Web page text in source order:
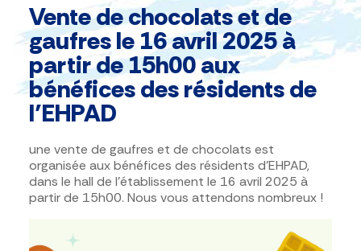
Vente de chocolats et de
gaufres le 16 avril 2025 à
partir de 15h00 aux
bénéfices des résidents de
l’EHPAD
une vente de gaufres et de chocolats est
organisée aux bénéfices des résidents d’EHPAD,
dans le hall de l’établissement le 16 avril 2025 à
partir de 15h00. Nous vous attendons nombreux !